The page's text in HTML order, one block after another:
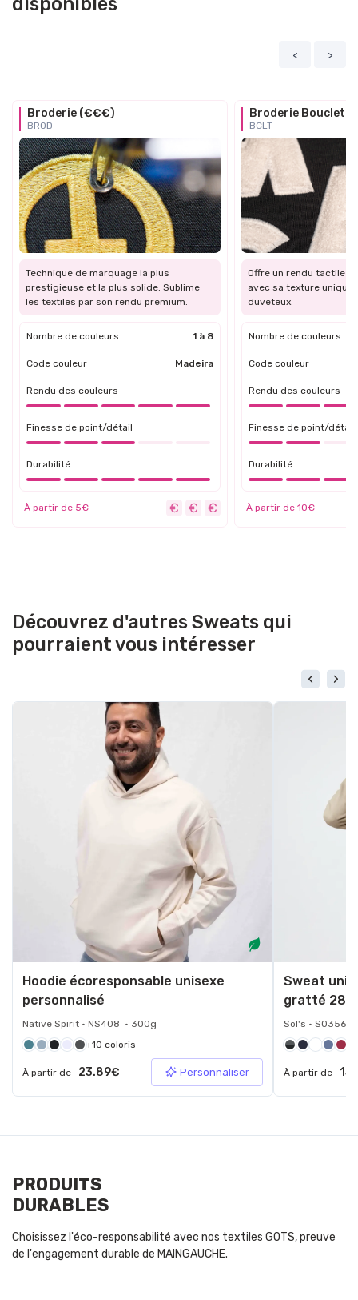
< >
Broderie (€€€)
BROD
Technique de marquage la plus
prestigieuse et la plus solide. Sublime
les textiles par son rendu premium.
Nombre de couleurs 1 à 8
Code couleur Madeira
Rendu des couleurs
Finesse de point/détail
Durabilité
À partir de 5€
Broderie Bouclette
BCLT
Offre un rendu tactile
avec sa texture unique
duveteux.
Nombre de couleurs
Code couleur
Rendu des couleurs
Finesse de point/détail
Durabilité
À partir de 10€
Découvrez d'autres Sweats qui
pourraient vous intéresser
Hoodie écoresponsable unisexe
personnalisé
Native Spirit • NS408 • 300g
+10 coloris
À partir de 23.89€ Personnaliser
Sweat
gratté 280
Sol's • S03568
À partir de
PRODUITS
DURABLES
Choisissez l'éco-responsabilité avec nos textiles GOTS, preuve
de l'engagement durable de MAINGAUCHE.